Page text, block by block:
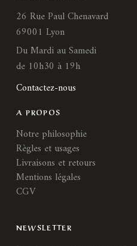
26 Rue Paul Chenavard
69001 Lyon
Du Mardi au Samedi
de 10h30 à 19h
Contactez-nous
A PROPOS
Notre philosophie
Règles et usages
Livraisons et retours
Mentions légales
CGV
NEWSLETTER